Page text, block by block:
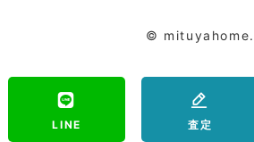
LINE 査定
© mituyahome.